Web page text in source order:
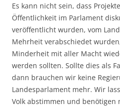
Es kann nicht sein, dass
Öffentlichkeit im Parlament
veröffentlicht wurden, vom
Mehrheit verabschiedet
Minderheit mit aller Macht
werden sollten. Sollte dies als
dann brauchen wir keine
Landesparlament mehr. Wir
Volk abstimmen und benötigen